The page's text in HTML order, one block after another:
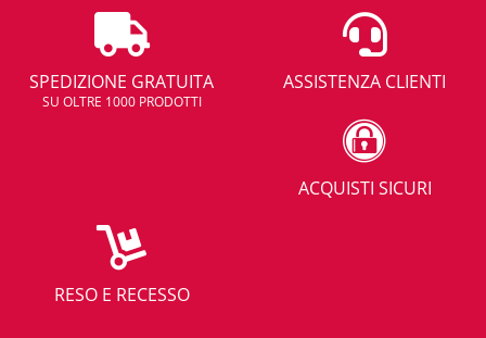
SPEDIZIONE GRATUITA
SU OLTRE 1000 PRODOTTI
ASSISTENZA CLIENTI
ACQUISTI SICURI
RESO E RECESSO